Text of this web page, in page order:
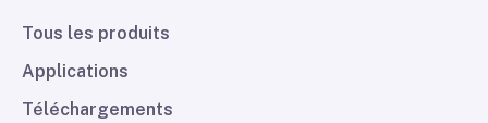
Tous les produits
Applications
Téléchargements